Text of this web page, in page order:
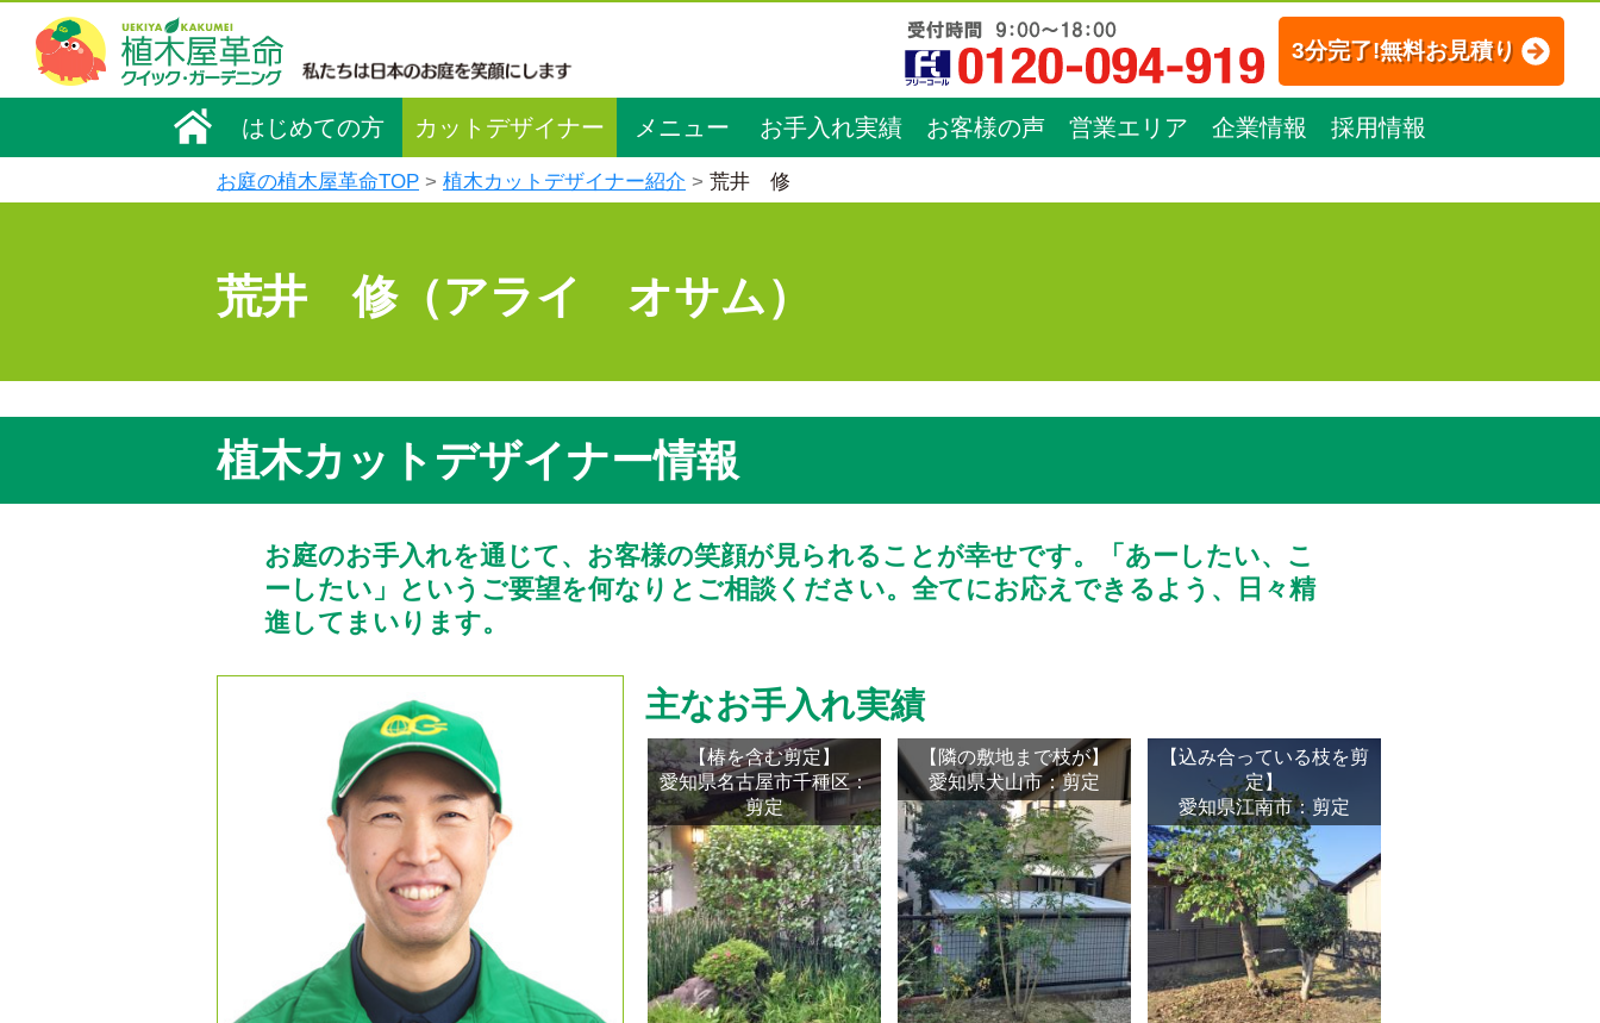
3分完了!無料お見積り
はじめての方 カットデザイナー メニュー お手入れ実績 お客様の声 営業エリア 企業情報 採用情報
お庭の植木屋革命TOP 植木カットデザイナー紹介 荒井 修
荒井 修（アライ オサム）
植木カットデザイナー情報
お庭のお手入れを通じて、お客様の笑顔が見られることが幸せです。「あーしたい、こ
ーしたい」というご要望を何なりとご相談ください。全てにお応えできるよう、日々精
進してまいります。
主なお手入れ実績
【椿を含む剪定】
愛知県名古屋市千種区：
剪定
【隣の敷地まで枝が】
愛知県犬山市：剪定
【込み合っている枝を剪
定】
愛知県江南市：剪定